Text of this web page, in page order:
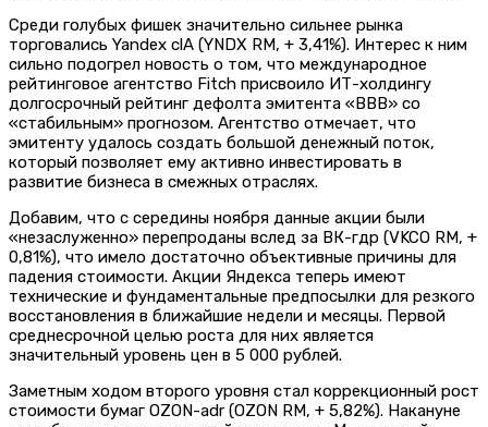
Среди голубых фишек значительно сильнее рынка
торговались Yandex clA (YNDX RM, + 3,41%). Интерес к ним
сильно подогрел новость о том, что международное
рейтинговое агентство Fitch присвоило ИТ-холдингу
долгосрочный рейтинг дефолта эмитента «BBB» со
«стабильным» прогнозом. Агентство отмечает, что
эмитенту удалось создать большой денежный поток,
который позволяет ему активно инвестировать в
развитие бизнеса в смежных отраслях.
Добавим, что с середины ноября данные акции были
«незаслуженно» перепроданы вслед за ВК-гдр (VKCO RM, +
0,81%), что имело достаточно объективные причины для
падения стоимости. Акции Яндекса теперь имеют
технические и фундаментальные предпосылки для резкого
восстановления в ближайшие недели и месяцы. Первой
среднесрочной целью роста для них является
значительный уровень цен в 5 000 рублей.
Заметным ходом второго уровня стал коррекционный рост
стоимости бумаг OZON-adr (OZON RM, + 5,82%). Накануне